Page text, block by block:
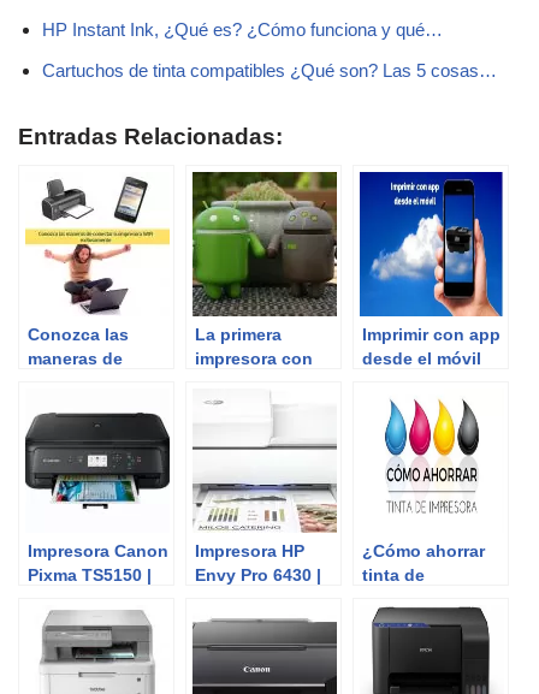
HP Instant Ink, ¿Qué es? ¿Cómo funciona y qué…
Cartuchos de tinta compatibles ¿Qué son? Las 5 cosas…
Entradas Relacionadas:
Conozca las
maneras de
exitosamente
La primera
impresora con
Imprimir con app
desde el móvil
Impresora Canon
Pixma TS5150 |
Experto
Impresora HP
Envy Pro 6430 |
Experto
¿Cómo ahorrar
tinta de